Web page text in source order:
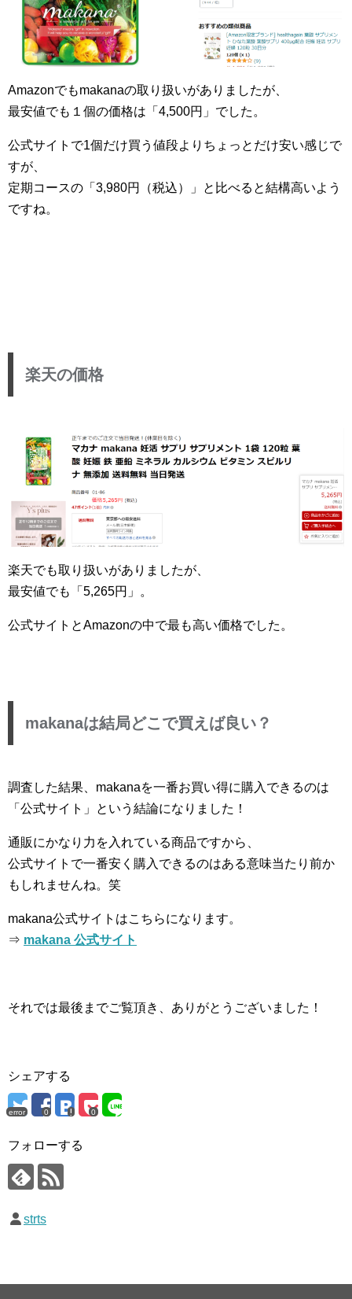
Amazonでもmakanaの取り扱いがありましたが、
最安値でも１個の価格は「4,500円」でした。
公式サイトで1個だけ買う値段よりちょっとだけ安い感じで
すが、
定期コースの「3,980円（税込）」と比べると結構高いよう
ですね。
楽天の価格
楽天でも取り扱いがありましたが、
最安値でも「5,265円」。
公式サイトとAmazonの中で最も高い価格でした。
makanaは結局どこで買えば良い？
調査した結果、makanaを一番お買い得に購入できるのは
「公式サイト」という結論になりました！
通販にかなり力を入れている商品ですから、
公式サイトで一番安く購入できるのはある意味当たり前か
もしれませんね。笑
makana公式サイトはこちらになります。
⇒ makana 公式サイト
それでは最後までご覧頂き、ありがとうございました！
シェアする
error 0 0
フォローする
strts